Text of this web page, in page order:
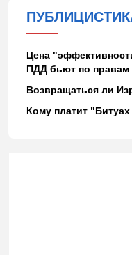
Цена
ПДД бьют по правам
Возвращаться ли
Кому платит